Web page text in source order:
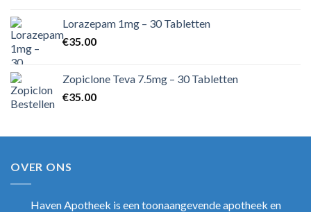
Lorazepam 1mg – 30 Tabletten
€35.00
Zopiclone Teva 7.5mg – 30 Tabletten
€35.00
OVER ONS
Haven Apotheek is een toonaangevende apotheek en